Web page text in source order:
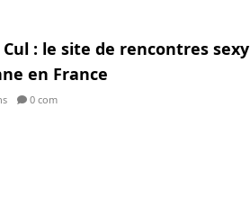
: le site de rencontres sexy
en France
0 com